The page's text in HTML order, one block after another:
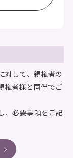
対して、親権者の
権者様と同伴でご
、必要事項をご記